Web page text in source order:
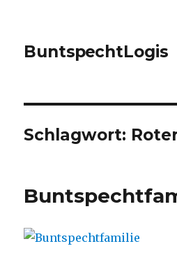
BuntspechtLogis
Schlagwort: